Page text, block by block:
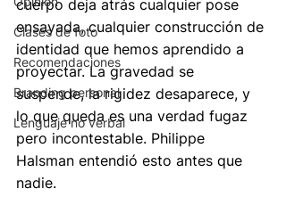
Clases de foto
Recomendaciones
Branding personal
Lenguaje no verbal
cuerpo deja atrás cualquier pose
ensayada, cualquier construcción de
identidad que hemos aprendido a
proyectar. La gravedad se
suspende, la rigidez desaparece, y
lo que queda es una verdad fugaz
pero incontestable. Philippe
Halsman entendió esto antes que
nadie.